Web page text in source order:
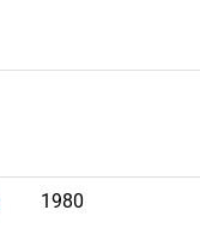
1980